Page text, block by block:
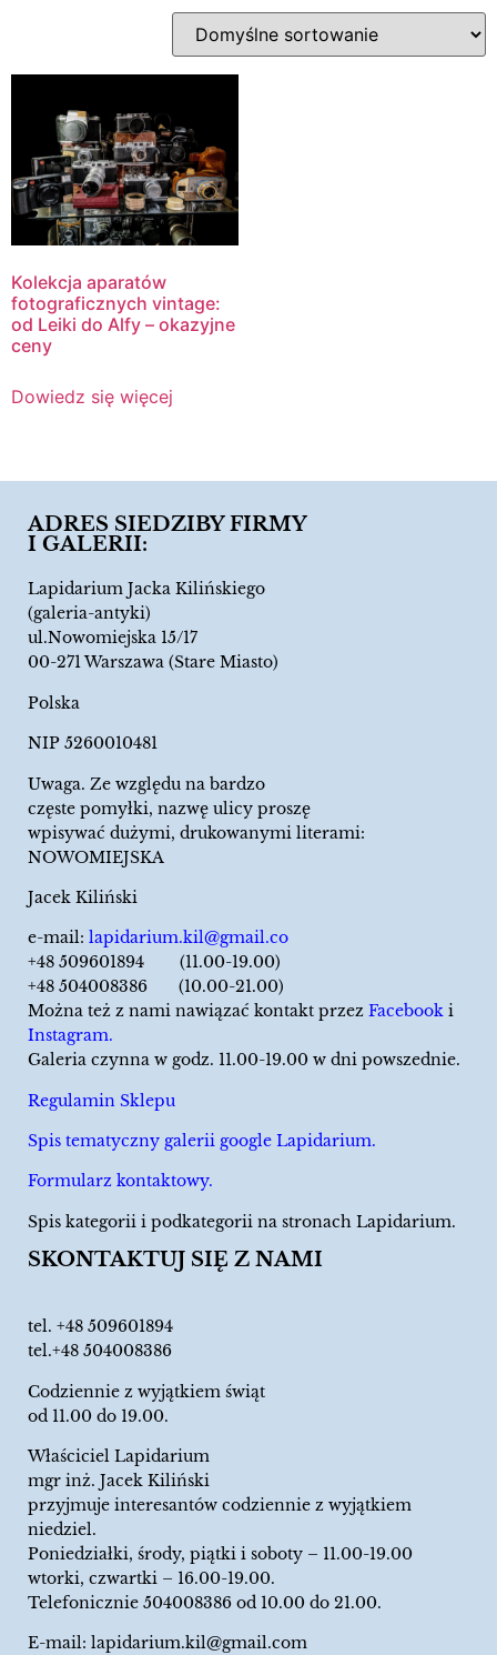
Kolekcja aparatów
fotograficznych vintage:
od Leiki do Alfy – okazyjne
ceny
Dowiedz się więcej
ADRES SIEDZIBY FIRMY
I GALERII:
Lapidarium Jacka Kilińskiego
(galeria-antyki)
ul.Nowomiejska 15/17
00-271 Warszawa (Stare Miasto)
Polska
NIP 5260010481
Uwaga. Ze względu na bardzo
częste pomyłki, nazwę ulicy proszę
wpisywać dużymi, drukowanymi literami:
NOWOMIEJSKA
Jacek Kiliński
e-mail: lapidarium.kil@gmail.co
+48 509601894 (11.00-19.00)
+48 504008386 (10.00-21.00)
Można też z nami nawiązać kontakt przez Facebook i
Instagram.
Galeria czynna w godz. 11.00-19.00 w dni powszednie.
Regulamin Sklepu
Spis tematyczny galerii google Lapidarium.
Formularz kontaktowy.
Spis kategorii i podkategorii na stronach Lapidarium.
SKONTAKTUJ SIĘ Z NAMI
tel. +48 509601894
tel.+48 504008386
Codziennie z wyjątkiem świąt
od 11.00 do 19.00.
Właściciel Lapidarium
mgr inż. Jacek Kiliński
przyjmuje interesantów codziennie z wyjątkiem
niedziel.
Poniedziałki, środy, piątki i soboty – 11.00-19.00
wtorki, czwartki – 16.00-19.00.
Telefonicznie 504008386 od 10.00 do 21.00.
E-mail: lapidarium.kil@gmail.com